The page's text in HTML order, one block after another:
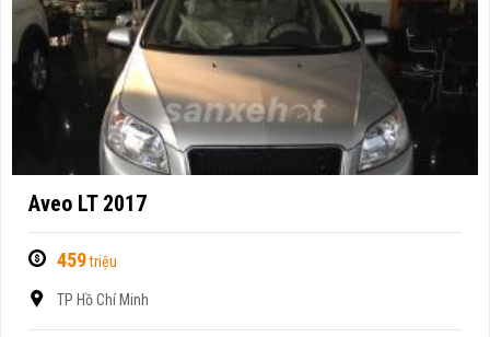
Aveo LT 2017
459triệu
TP Hồ Chí Minh